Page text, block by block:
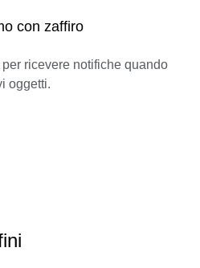
con zaffiro
ricevere notifiche quando
oggetti.